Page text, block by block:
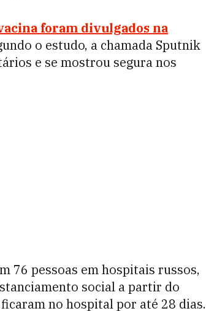
foram divulgados na
o estudo, a chamada Sputnik
e se mostrou segura nos
76 pessoas em hospitais russos,
social a partir do
no hospital por até 28 dias.